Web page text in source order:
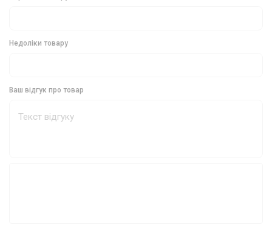
Матеріал гачка: Високоякісна сталь японського
конічний східчастий зацеп з додатковим дротяним вушком
Недоліки товару
Ваш відгук про товар